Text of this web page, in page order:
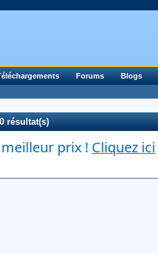
Forums Blogs
résultat(s)
prix ! Cliquez ici